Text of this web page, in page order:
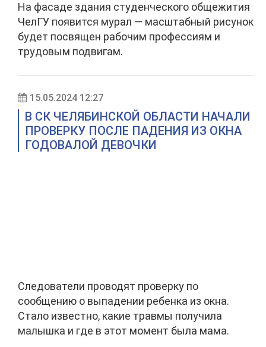
На фасаде здания студенческого общежития
ЧелГУ появится мурал — масштабный рисунок
будет посвящен рабочим профессиям и
трудовым подвигам.
15.05.2024 12:27
В СК ЧЕЛЯБИНСКОЙ ОБЛАСТИ НАЧАЛИ
ПРОВЕРКУ ПОСЛЕ ПАДЕНИЯ ИЗ ОКНА
ГОДОВАЛОЙ ДЕВОЧКИ
Следователи проводят проверку по
сообщению о выпадении ребенка из окна.
Стало известно, какие травмы получила
малышка и где в этот момент была мама.